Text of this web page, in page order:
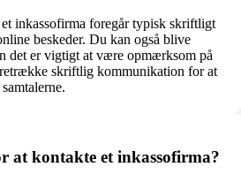
inkassofirma foregår typisk skriftligt
beskeder. Du kan også blive
det er vigtigt at være opmærksom på
skriftlig kommunikation for at
at kontakte et inkassofirma?